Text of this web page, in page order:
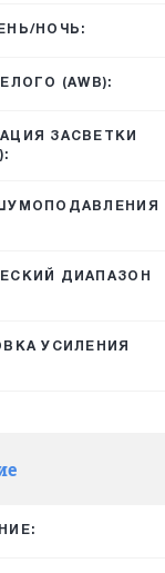
НОЧЬ:
(AWB):
ЗАСВЕТКИ
ДИАПАЗОН
УСИЛЕНИЯ